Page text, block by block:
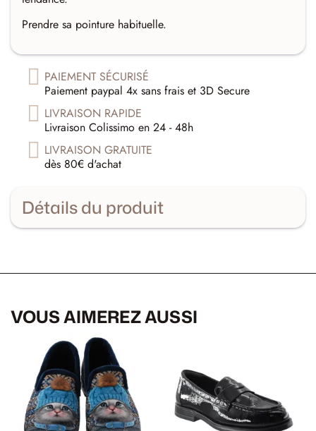
Prendre sa pointure habituelle.
PAIEMENT SÉCURISÉ
Paiement paypal 4x sans frais et 3D Secure
LIVRAISON RAPIDE
Livraison Colissimo en 24 - 48h
LIVRAISON GRATUITE
dès 80€ d'achat
Détails du produit
VOUS AIMEREZ AUSSI